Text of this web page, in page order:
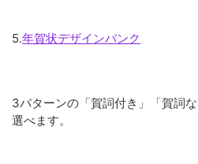
5.年賀状デザインバンク
3パターンの「賀詞付き」「賀詞
選べます。